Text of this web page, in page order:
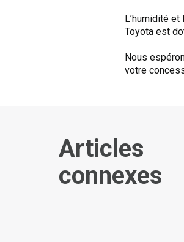
L’humidité
Toyota est
Nous
votre
Articles
connexes